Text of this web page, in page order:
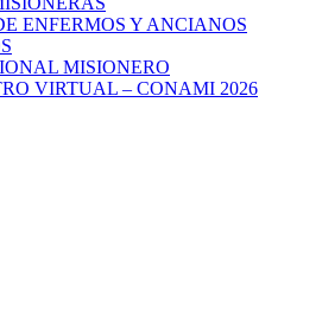
ENFERMOS Y ANCIANOS
MISIONERO
VIRTUAL – CONAMI 2026